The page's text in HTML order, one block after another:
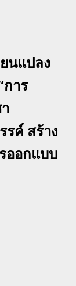
นแปลง
าร
รค์ สร้าง
ออกแบบ